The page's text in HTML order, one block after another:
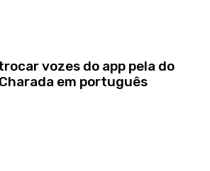
vozes do app pela do
em português